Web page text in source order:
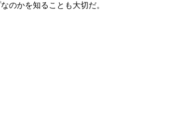
のかを知ることも大切だ。